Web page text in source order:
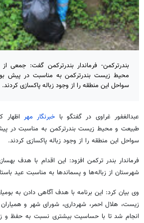
بندرترکمن- فرماندار بندرترکمن گفت: جمعی
محیط زیست بندرترکمن به مناسبت در پیش
سواحل این منطقه را از وجود زباله پاکسازی کردند.
عبدالغفور غراوی در گفتگو با خبرنگار مهر اظهار
طبیعت و محیط زیست بندرترکمن به مناسبت در
سواحل این منطقه را از وجود زباله پاکسازی کردند.
فرماندار بندر ترکمن افزود: این اقدام با هدف
شهرستان از زباله‌ها و پسماندها به مناسبت عید
وی بیان کرد: این برنامه با هدف آگاهی دادن به
زیست، هلال احمر، شهرداری، شورای شهر و
انجام شد تا با حساسیت بیشتری نسبت به حفظ و